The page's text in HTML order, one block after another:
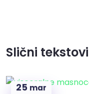
Slični tekstovi
25 mar